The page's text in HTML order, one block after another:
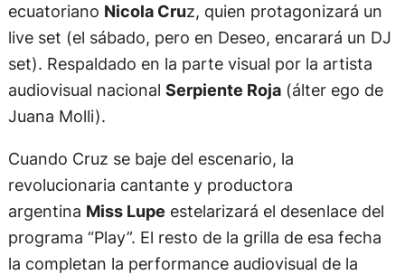
ecuatoriano Nicola Cruz, quien protagonizará un
live set (el sábado, pero en Deseo, encarará un DJ
set). Respaldado en la parte visual por la artista
audiovisual nacional Serpiente Roja(álter ego de
Juana Molli).
Cuando Cruz se baje del escenario, la
revolucionaria cantante y productora
argentina Miss Lupe estelarizará el desenlace del
programa “Play”. El resto de la grilla de esa fecha
la completan la performance audiovisual de la